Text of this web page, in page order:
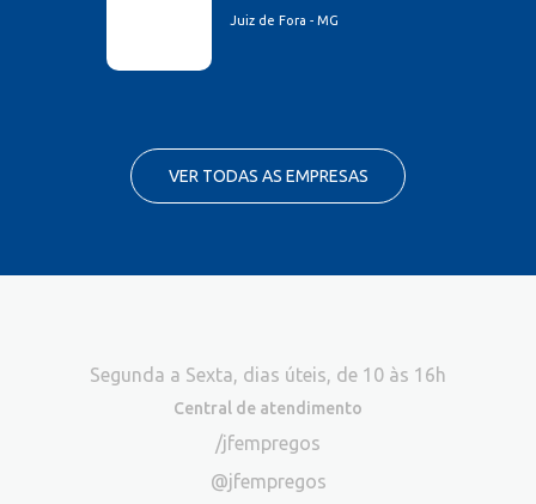
Juiz de Fora - MG
VER TODAS AS EMPRESAS
Segunda a Sexta, dias úteis, de 10 às 16h
Central de atendimento
/jfempregos
@jfempregos